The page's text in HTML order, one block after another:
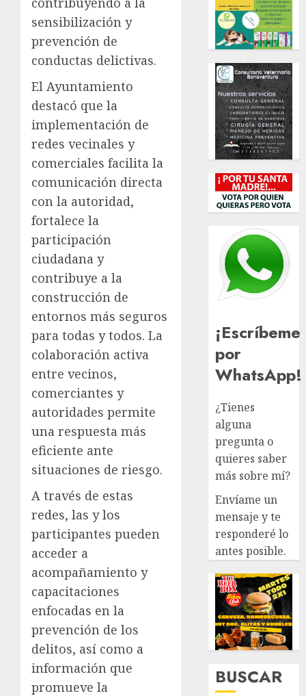
sensibilización y
prevención de
conductas delictivas.
El Ayuntamiento
destacó que la
implementación de
redes vecinales y
comerciales facilita la
comunicación directa
con la autoridad,
fortalece la
participación
ciudadana y
contribuye a la
construcción de
entornos más seguros
para todas y todos. La
colaboración activa
entre vecinos,
comerciantes y
autoridades permite
una respuesta más
eficiente ante
situaciones de riesgo.
A través de estas
redes, las y los
participantes pueden
acceder a
acompañamiento y
capacitaciones
enfocadas en la
prevención de los
delitos, así como a
información que
promueve la
¡Escríbeme
por
WhatsApp!
¿Tienes
alguna
pregunta o
quieres saber
más sobre mí?
Envíame un
mensaje y te
responderé lo
antes posible.
BUSCAR